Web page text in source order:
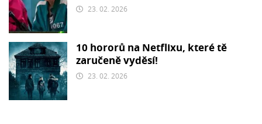
23. 02. 2026
10 hororů na Netflixu, které tě
zaručeně vyděsí!
23. 02. 2026